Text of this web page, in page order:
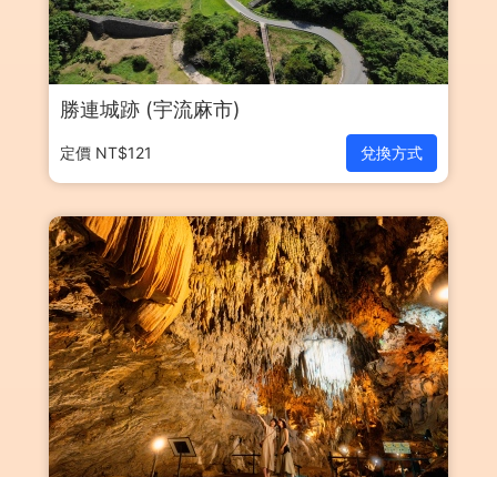
勝連城跡 (宇流麻市)
定價 NT$121 兌換方式